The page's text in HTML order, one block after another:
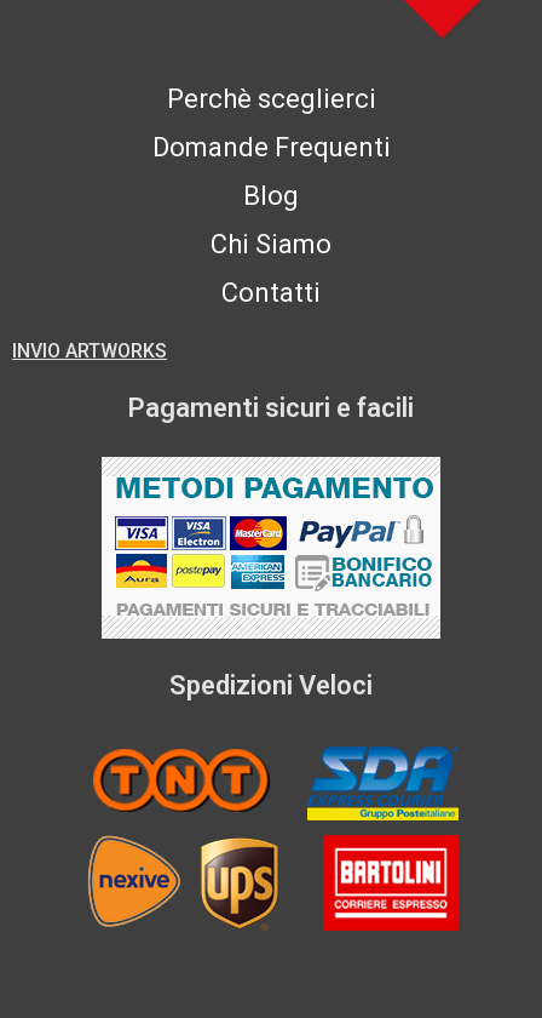
Perchè sceglierci
Domande Frequenti
Blog
Chi Siamo
Contatti
INVIO ARTWORKS
Pagamenti sicuri e facili
Spedizioni Veloci